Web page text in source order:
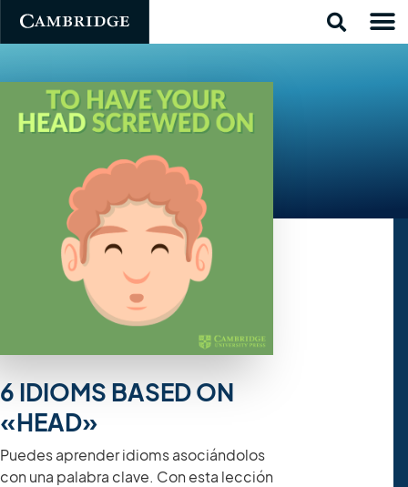
6 IDIOMS BASED ON
«HEAD»
Puedes aprender idioms asociándolos
con una palabra clave. Con esta lección